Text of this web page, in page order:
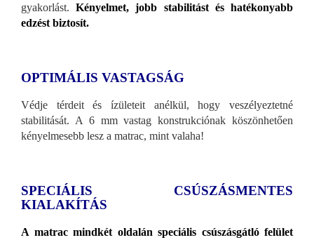
gyakorlást.Kényelmet, jobb stabilitást és hatékonyabb
edzést biztosít.
OPTIMÁLIS VASTAGSÁG
Védje térdeit és ízületeit anélkül, hogy veszélyeztetné
stabilitását. A 6 mm vastag konstrukciónak köszönhetően
kényelmesebb lesz a matrac, mint valaha!
SPECIÁLIS CSÚSZÁSMENTES
KIALAKÍTÁS
A matrac mindkét oldalán speciális csúszásgátló felület